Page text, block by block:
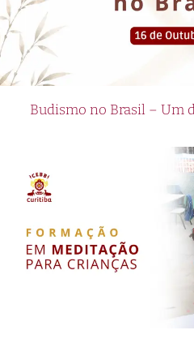
Budismo no Brasil – Um